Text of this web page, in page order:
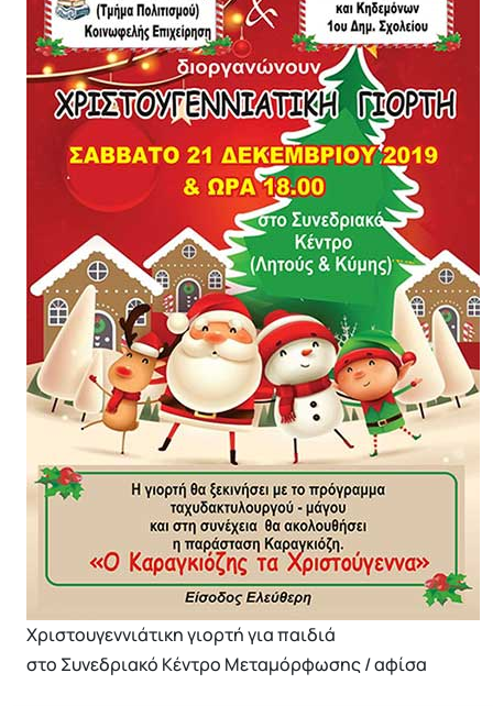
Χριστουγεννιάτικη γιορτή για παιδιά
στο Συνεδριακό Κέντρο Μεταμόρφωσης / αφίσα